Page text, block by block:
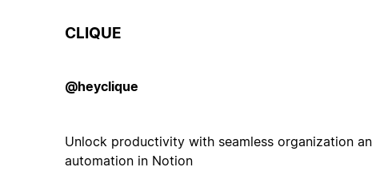
CLIQUE
@heyclique
Unlock productivity with seamless organization
automation in Notion